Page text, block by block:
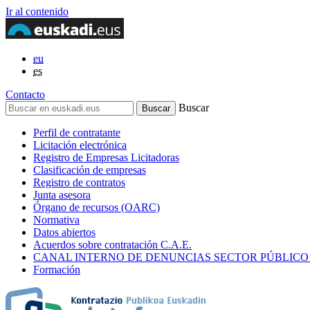
Ir al contenido
eu
es
Contacto
Buscar
Perfil de contratante
Licitación electrónica
Registro de Empresas Licitadoras
Clasificación de empresas
Registro de contratos
Junta asesora
Órgano de recursos (OARC)
Normativa
Datos abiertos
Acuerdos sobre contratación C.A.E.
CANAL INTERNO DE DENUNCIAS SECTOR
Formación